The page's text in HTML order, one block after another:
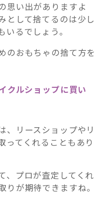
思い出がありますよ
として捨てるのは少し
るでしょう。
のおもちゃの捨て方を
クルショップに買い
、リースショップやリ
ってくれることもあり
、プロが査定してくれ
りが期待できますね。